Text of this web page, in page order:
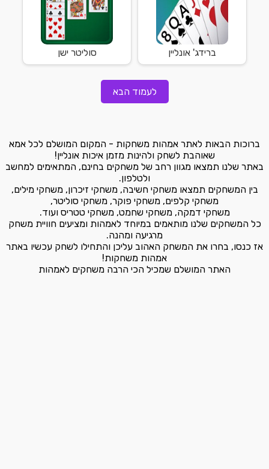
ברידג' אונליין סוליטר ישן
לעמוד הבא
ברוכות הבאות לאתר אמהות משחקות - המקום המושלם לכל אמא
שאוהבת לשחק ולהינות מזמן איכות אונליין!
באתר שלנו תמצאו מגוון רחב של משחקים בחינם, המתאימים למחשב
ולטלפון.
בין המשחקים תמצאו משחקי חשיבה, משחקי זיכרון, משחקי מילים,
משחקי קלפים, משחקי פוקר, משחקי סוליטר,
משחקי דמקה, משחקי שחמט, משחקי טטריס ועוד.
כל המשחקים שלנו מותאמים במיוחד לאמהות ומציעים חוויית משחק
מרגיעה ומהנה.
אז כנסו, בחרו את המשחק האהוב עליכן והתחילו לשחק עכשיו באתר
אמהות משחקות!
האתר המושלם שמכיל הכי הרבה משחקים לאמהות